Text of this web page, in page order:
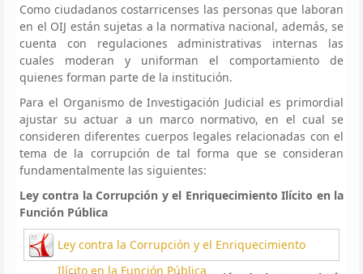
Como ciudadanos costarricenses las personas que laboran
en el OIJ están sujetas a la normativa nacional, además, se
cuenta con regulaciones administrativas internas las
cuales moderan y uniforman el comportamiento de
quienes forman parte de la institución.
Para el Organismo de Investigación Judicial es primordial
ajustar su actuar a un marco normativo, en el cual se
consideren diferentes cuerpos legales relacionadas con el
tema de la corrupción de tal forma que se consideran
fundamentalmente las siguientes:
Ley contra la Corrupción y el Enriquecimiento Ilícito en la
Función Pública
Ley contra la Corrupción y el Enriquecimiento
Ilícito en la Función Pública